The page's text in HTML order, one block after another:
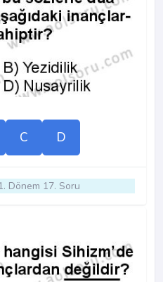
C D
Dönem 17. Soru